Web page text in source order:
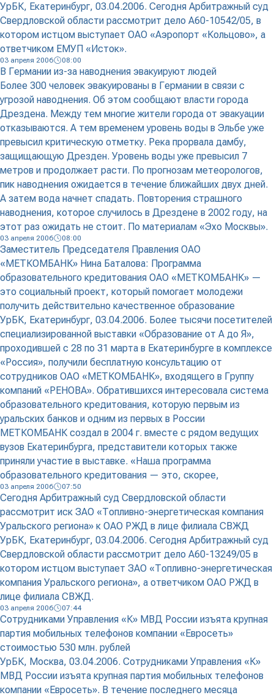
УрБК, Екатеринбург, 03.04.2006. Сегодня Арбитражный суд
Свердловской области рассмотрит дело А60-10542/05, в
котором истцом выступает ОАО «Аэропорт «Кольцово», а
ответчиком ЕМУП «Исток».
03 апреля 2006 08:00
В Германии из-за наводнения эвакуируют людей
Более 300 человек эвакуированы в Германии в связи с
угрозой наводнения. Об этом сообщают власти города
Дрездена. Между тем многие жители города от эвакуации
отказываются. А тем временем уровень воды в Эльбе уже
превысил критическую отметку. Река прорвала дамбу,
защищающую Дрезден. Уровень воды уже превысил 7
метров и продолжает расти. По прогнозам метеорологов,
пик наводнения ожидается в течение ближайших двух дней.
А затем вода начнет спадать. Повторения страшного
наводнения, которое случилось в Дрездене в 2002 году, на
этот раз ожидать не стоит. По материалам «Эхо Москвы».
03 апреля 2006 08:00
Заместитель Председателя Правления ОАО
«МЕТКОМБАНК» Нина Баталова: Программа
образовательного кредитования ОАО «МЕТКОМБАНК» —
это социальный проект, который помогает молодежи
получить действительно качественное образование
УрБК, Екатеринбург, 03.04.2006. Более тысячи посетителей
специализированной выставки «Образование от А до Я»,
проходившей с 28 по 31 марта в Екатеринбурге в комплексе
«Россия», получили бесплатную консультацию от
сотрудников ОАО «МЕТКОМБАНК», входящего в Группу
компаний «РЕНОВА». Обратившихся интересовала система
образовательного кредитования, которую первым из
уральских банков и одним из первых в России
МЕТКОМБАНК создал в 2004 г. вместе с рядом ведущих
вузов Екатеринбурга, представители которых также
приняли участие в выставке. «Наша программа
образовательного кредитования — это, скорее,
03 апреля 2006 07:50
Сегодня Арбитражный суд Свердловской области
рассмотрит иск ЗАО «Топливно-энергетическая компания
Уральского региона» к ОАО РЖД в лице филиала СВЖД
УрБК, Екатеринбург, 03.04.2006. Сегодня Арбитражный суд
Свердловской области рассмотрит дело А60-13249/05 в
котором истцом выступает ЗАО «Топливно-энергетическая
компания Уральского региона», а ответчиком ОАО РЖД в
лице филиала СВЖД.
03 апреля 2006 07:44
Сотрудниками Управления «К» МВД России изъята крупная
партия мобильных телефонов компании «Евросеть»
стоимостью 530 млн. рублей
УрБК, Москва, 03.04.2006. Сотрудниками Управления «К»
МВД России изъята крупная партия мобильных телефонов
компании «Евросеть». В течение последнего месяца